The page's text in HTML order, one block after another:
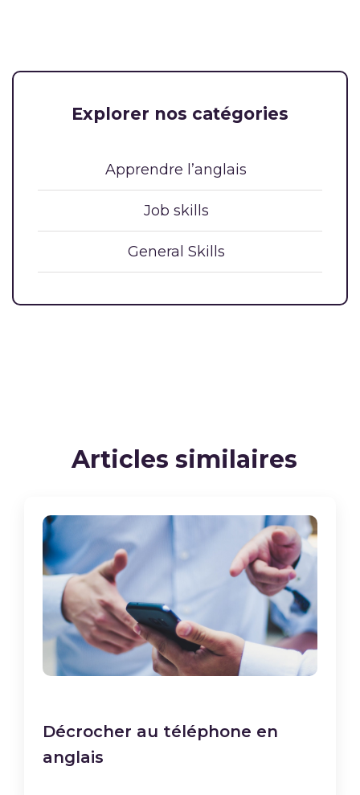
Explorer nos catégories
Apprendre l’anglais
Job skills
General Skills
Articles similaires
Décrocher au téléphone en
anglais